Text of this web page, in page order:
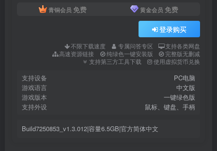
青铜会员 免费 黄金会员 免费
登录购买
不限下载速度 专属问答专区
支持各类网盘
高速资源链接
纯绿色一键安装版
完整版无删减
支持第三方工具下载
使用虚拟货币兑换
支持设备
PC电脑
游戏语言
中文版
游戏版本
一键绿色版
支持外设
鼠标、键盘、手柄
Build7250853_v1.3.012|容量6.5GB|官方简体中文